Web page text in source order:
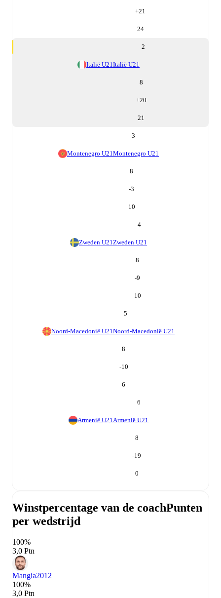
+21
24
2
Italië U21 Italië U21
8
+20
21
3
Montenegro U21 Montenegro U21
8
-3
10
4
Zweden U21 Zweden U21
8
-9
10
5
Noord-Macedonië U21 Noord-Macedonië U21
8
-10
6
6
Armenië U21 Armenië U21
8
-19
0
Winstpercentage van de coachPunten
per wedstrijd
100%
3,0 Ptn
Mangia2012
100%
3,0 Ptn